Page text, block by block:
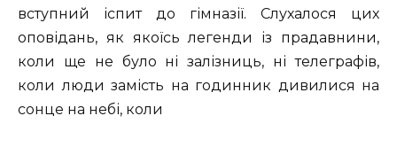
вступний іспит до гімназії. Слухалося цих
оповідань, як якоїсь легенди із прадавнини,
коли ще не було ні залізниць, ні телеграфів,
коли люди замість на годинник дивилися на
сонце на небі, коли